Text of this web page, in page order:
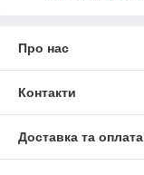
Про нас
Контакти
Доставка та оплата